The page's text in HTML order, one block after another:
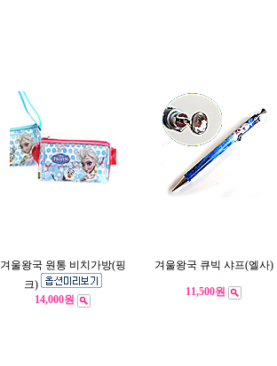
겨울왕국 원통 비치가방(핑
크)
14,000원
겨울왕국 큐빅 샤프(엘사)
11,500원